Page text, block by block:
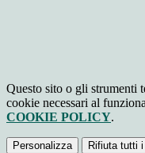
Questo sito o gli strumenti
cookie necessari al
COOKIE POLICY.
Personalizza Rifiuta tutti i